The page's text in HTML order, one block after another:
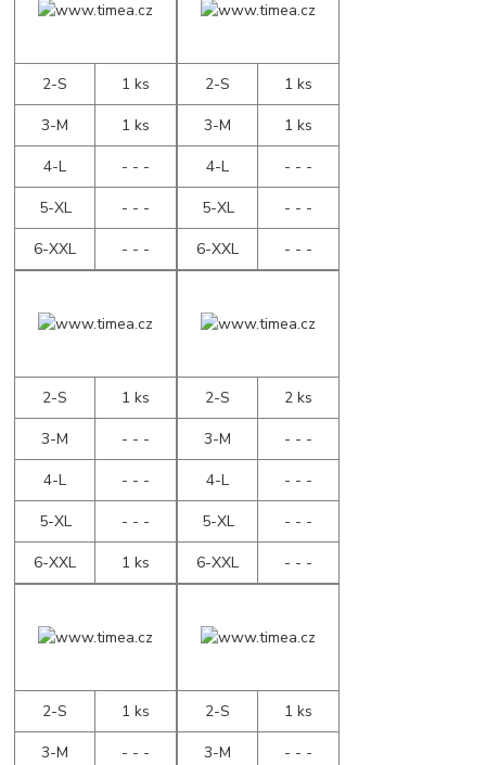
2-S
1 ks
3-M
1 ks
4-L
- - -
5-XL
- - -
6-XXL
- - -
2-S
1 ks
3-M
1 ks
4-L
- - -
5-XL
- - -
6-XXL
- - -
2-S
1 ks
3-M
- - -
4-L
- - -
5-XL
- - -
6-XXL
1 ks
2-S
2 ks
3-M
- - -
4-L
- - -
5-XL
- - -
6-XXL
- - -
2-S
1 ks
3-M
- - -
2-S
1 ks
3-M
- - -